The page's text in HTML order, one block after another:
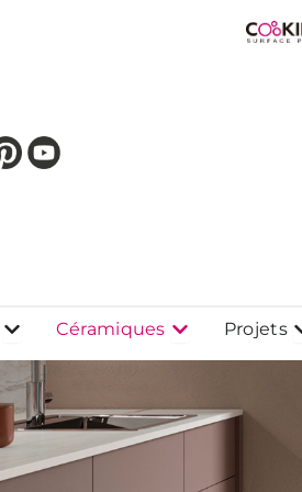
Ouvrir Induction Invisible
Céramiques OuvrirProjets